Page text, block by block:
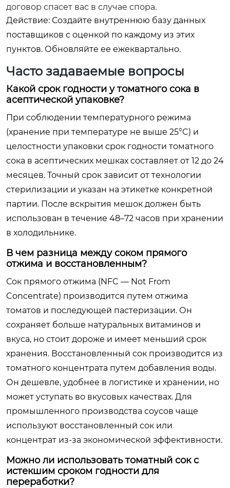
договор спасет вас в случае спора.
Действие: Создайте внутреннюю базу данных
поставщиков с оценкой по каждому из этих
пунктов. Обновляйте ее ежеквартально.
Часто задаваемые вопросы
Какой срок годности у томатного сока в
асептической упаковке?
При соблюдении температурного режима
(хранение при температуре не выше 25°C) и
целостности упаковки срок годности томатного
сока в асептических мешках составляет от 12 до 24
месяцев. Точный срок зависит от технологии
стерилизации и указан на этикетке конкретной
партии. После вскрытия мешок должен быть
использован в течение 48–72 часов при хранении
в холодильнике.
В чем разница между соком прямого
отжима и восстановленным?
Сок прямого отжима (NFC — Not From
Concentrate) производится путем отжима
томатов и последующей пастеризации. Он
сохраняет больше натуральных витаминов и
вкуса, но стоит дороже и имеет меньший срок
хранения. Восстановленный сок производится из
томатного концентрата путем добавления воды.
Он дешевле, удобнее в логистике и хранении, но
может уступать во вкусовых качествах. Для
промышленного производства соусов чаще
используют восстановленный сок или
концентрат из-за экономической эффективности.
Можно ли использовать томатный сок с
истекшим сроком годности для
переработки?